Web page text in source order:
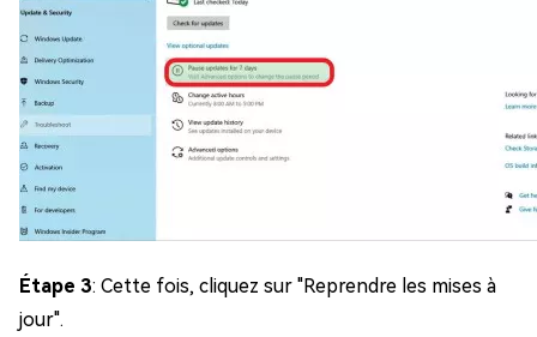
Étape 3: Cette fois, cliquez sur "Reprendre les mises à
jour".